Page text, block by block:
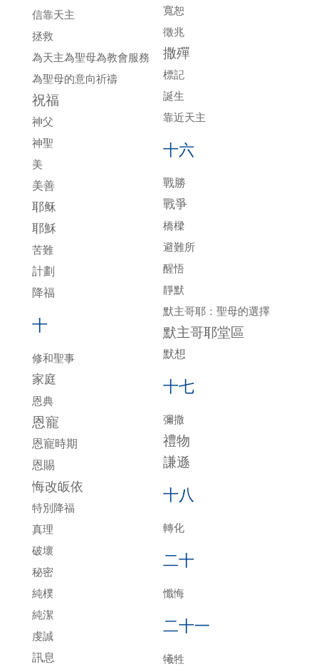
信靠天主
拯救
為天主為聖母為教會服務
為聖母的意向祈禱
祝福
神父
神聖
美
美善
耶稣
耶穌
苦難
計劃
降福
十
修和聖事
家庭
恩典
恩寵
恩寵時期
恩賜
悔改皈依
特別降福
真理
破壞
秘密
純樸
純潔
虔誠
訊息
寬恕
徵兆
撒殫
標記
誕生
靠近天主
十六
戰勝
戰爭
橋樑
避難所
醒悟
靜默
默主哥耶：聖母的選擇
默主哥耶堂區
默想
十七
彌撒
禮物
謙遜
十八
轉化
二十
懺悔
二十一
犧牲